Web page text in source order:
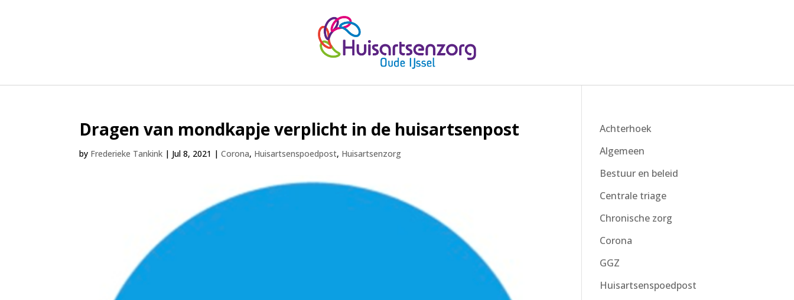
Dragen van mondkapje verplicht in de huisartsenpost
by Frederieke Tankink | Jul 8, 2021 |Corona, Huisartsenspoedpost, Huisartsenzorg
Achterhoek
Algemeen
Bestuur en beleid
Centrale triage
Chronische zorg
Corona
GGZ
Huisartsenspoedpost